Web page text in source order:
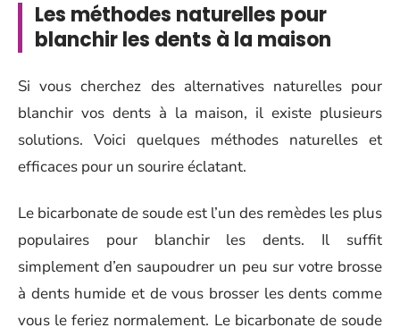
Les méthodes naturelles pour
blanchir les dents à la maison
Si vous cherchez des alternatives naturelles pour
blanchir vos dents à la maison, il existe plusieurs
solutions. Voici quelques méthodes naturelles et
efficaces pour un sourire éclatant.
Le bicarbonate de soude est l’un des remèdes les plus
populaires pour blanchir les dents. Il suffit
simplement d’en saupoudrer un peu sur votre brosse
à dents humide et de vous brosser les dents comme
vous le feriez normalement. Le bicarbonate de soude